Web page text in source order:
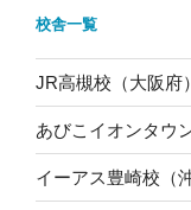
校舎一覧
JR高槻校（大阪府）
あびこイオンタウ
イーアス豊崎校（